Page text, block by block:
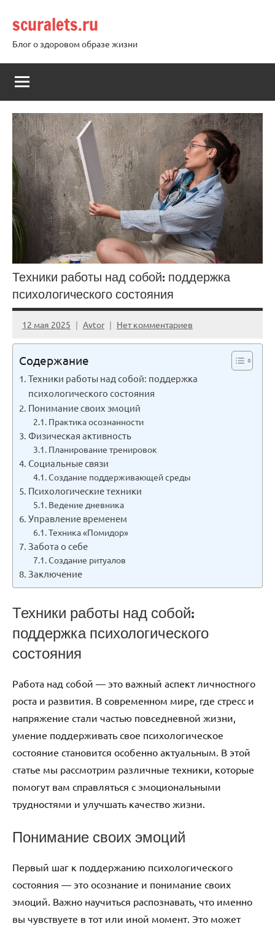
содержимому
scuralets.ru
Блог о здоровом образе жизни
Техники работы над собой: поддержка
психологического состояния
12 мая 2025 Avtor Нет комментариев
Содержание
Техники работы над собой: поддержка
психологического состояния
Понимание своих эмоций
Практика осознанности
Физическая активность
Планирование тренировок
Социальные связи
Создание поддерживающей среды
Психологические техники
Ведение дневника
Управление временем
Техника «Помидор»
Забота о себе
Создание ритуалов
Заключение
Техники работы над собой:
поддержка психологического
состояния
Работа над собой — это важный аспект личностного
роста и развития. В современном мире, где стресс и
напряжение стали частью повседневной жизни,
умение поддерживать свое психологическое
состояние становится особенно актуальным. В этой
статье мы рассмотрим различные техники, которые
помогут вам справляться с эмоциональными
трудностями и улучшать качество жизни.
Понимание своих эмоций
Первый шаг к поддержанию психологического
состояния — это осознание и понимание своих
эмоций. Важно научиться распознавать, что именно
вы чувствуете в тот или иной момент. Это может